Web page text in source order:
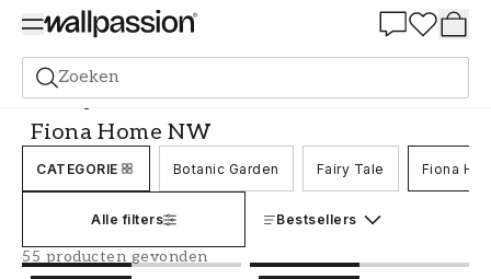
Zoeken
Behang Merk Fiona Fiona Home NW
Fiona Home NW
CATEGORIE Botanic Garden Fairy Tale Fiona
Alle filters Bestsellers
55 producten gevonden